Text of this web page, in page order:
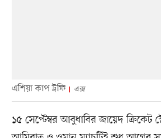
এশিয়া কাপ ট্রফি এক্স
১৫ সেপ্টেম্বর আবুধাবির জায়েদ ক্রিকেট